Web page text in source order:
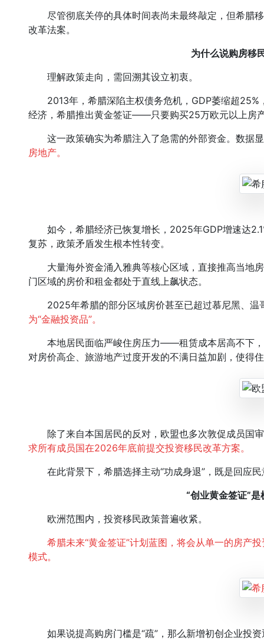
尽管彻底关停的具体时间表尚未最终敲定，但希腊
改革法案。
为什么说购房移
理解政策走向，需回溯其设立初衷。
2013年，希腊深陷主权债务危机，GDP萎缩超25%
经济，希腊推出黄金签证——只要购买25万欧元以上房
这一政策确实为希腊注入了急需的外部资金。数据
房地产。
如今，希腊经济已恢复增长，2025年GDP增速达
复苏，政策矛盾发生根本性转变。
大量海外资金涌入雅典等核心区域，直接推高当地
门区域的房价和租金都处于直线上飙状态。
2025年希腊的部分区域房价甚至已超过慕尼黑、温
为“金融投资品”。
本地居民面临严峻住房压力——租赁成本居高不下，
对房价高企、旅游地产过度开发的不满日益加剧，使得
除了来自本国居民的反对，欧盟也多次敦促成员国审
求所有成员国在2026年底前提交投资移民改革方案。
在此背景下，希腊选择主动“功成身退”，既是回应民
“创业黄金签证”
欧洲范围内，投资移民政策普遍收紧。
希腊未来“黄金签证”计划蓝图，将会从单一的房产
模式。
如果说提高购房门槛是“疏”，那么新增初创企业投资